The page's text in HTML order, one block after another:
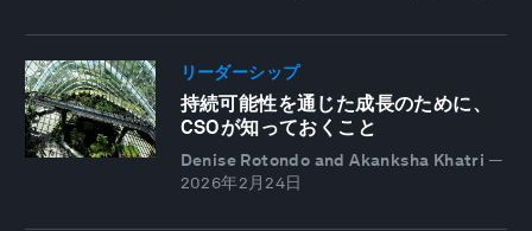
リーダーシップ
持続可能性を通じた成長のために、
CSOが知っておくこと
Denise Rotondo and Akanksha Khatri —
2026年2月24日